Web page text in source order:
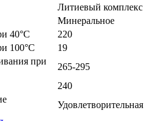
Литиевый комплекс
Минеральное
40°C
220
100°C
19
при
265-295
240
Удовлетворительная